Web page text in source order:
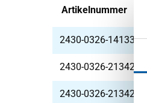
Artikelnummer
2430-0326-141334
2430-0326-2134211
2430-0326-2134277